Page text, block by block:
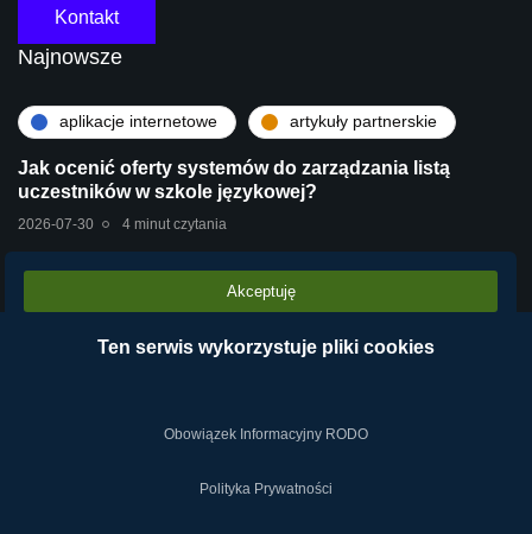
Kontakt
Najnowsze
aplikacje internetowe artykuły partnerskie
Jak ocenić oferty systemów do zarządzania listą
uczestników w szkole językowej?
2026-07-30 4 minut czytania
technologie
Stara centrala vs Wirtualna Centrala Telefoniczna
Akceptuję
Ten serwis wykorzystuje pliki cookies
Obowiązek Informacyjny RODO
Polityka Prywatności